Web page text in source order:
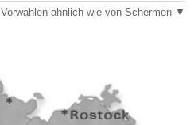
Vorwahlen ähnlich wie von Schermen ▼